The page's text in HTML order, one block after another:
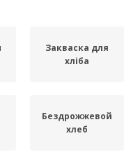
Закваска для
хліба
Бездрожжевой
хлеб